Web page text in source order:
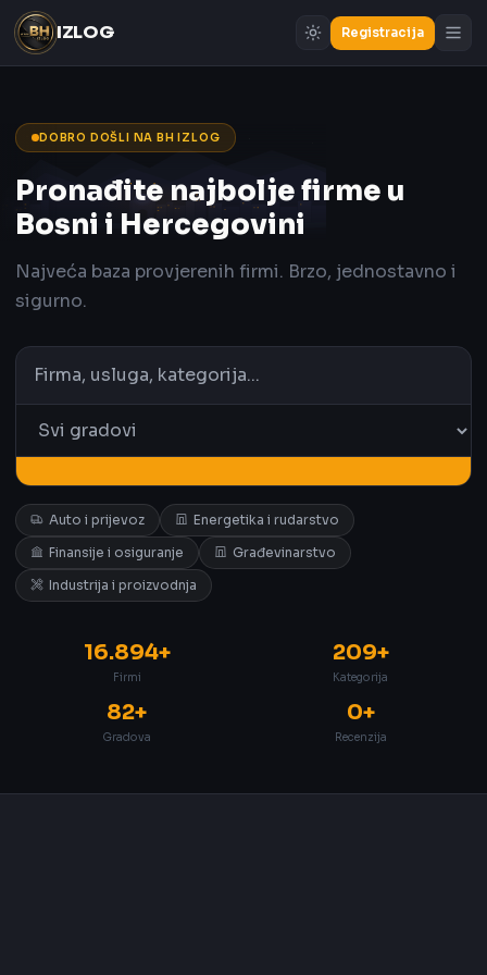
IZLOG Registracija
DOBRO DOŠLI NA BH IZLOG
Pronađite najbolje firme u
Bosni i Hercegovini
Najveća baza provjerenih firmi. Brzo, jednostavno i
sigurno.
Auto i prijevoz
Energetika i rudarstvo
Finansije i osiguranje
Građevinarstvo
Industrija i proizvodnja
16.894+
Firmi
209+
Kategorija
82+
Gradova
0+
Recenzija